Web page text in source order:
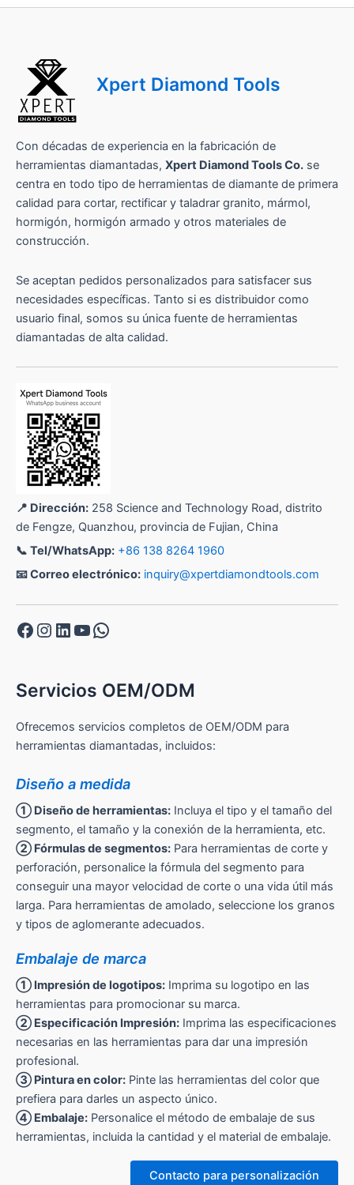
Xpert Diamond Tools
Con décadas de experiencia en la fabricación de
herramientas diamantadas, Xpert Diamond Tools Co. se
centra en todo tipo de herramientas de diamante de primera
calidad para cortar, rectificar y taladrar granito, mármol,
hormigón, hormigón armado y otros materiales de
construcción.
Se aceptan pedidos personalizados para satisfacer sus
necesidades específicas. Tanto si es distribuidor como
usuario final, somos su única fuente de herramientas
diamantadas de alta calidad.
📍 Dirección: 258 Science and Technology Road, distrito
de Fengze, Quanzhou, provincia de Fujian, China
📞 Tel/WhatsApp: +86 138 8264 1960
📧 Correo electrónico: inquiry@xpertdiamondtools.com
Facebook
Instagram
LinkedIn
YouTube
WhatsApp
Servicios OEM/ODM
Ofrecemos servicios completos de OEM/ODM para
herramientas diamantadas, incluidos:
Diseño a medida
① Diseño de herramientas: Incluya el tipo y el tamaño del
segmento, el tamaño y la conexión de la herramienta, etc.
② Fórmulas de segmentos: Para herramientas de corte y
perforación, personalice la fórmula del segmento para
conseguir una mayor velocidad de corte o una vida útil más
larga. Para herramientas de amolado, seleccione los granos
y tipos de aglomerante adecuados.
Embalaje de marca
① Impresión de logotipos: Imprima su logotipo en las
herramientas para promocionar su marca.
② Especificación Impresión: Imprima las especificaciones
necesarias en las herramientas para dar una impresión
profesional.
③ Pintura en color: Pinte las herramientas del color que
prefiera para darles un aspecto único.
④ Embalaje: Personalice el método de embalaje de sus
herramientas, incluida la cantidad y el material de embalaje.
Contacto para personalización